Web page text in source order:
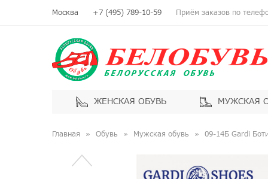
Москва +7 (495) 789-10-59 Приём заказов по
ЖЕНСКАЯ ОБУВЬ МУЖСКАЯ
Главная Обувь Мужская обувь 09-14Б Gardi